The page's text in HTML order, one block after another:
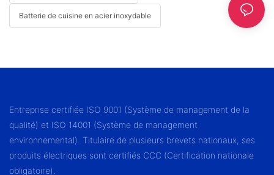
Batterie de cuisine en acier inoxydable
Entreprise certifiée ISO 9001 (Système de management de la
qualité) et ISO 14001 (Système de management
environnemental). Titulaire de plusieurs brevets nationaux, ses
produits électriques sont certifiés CCC (Certification nationale
obligatoire).